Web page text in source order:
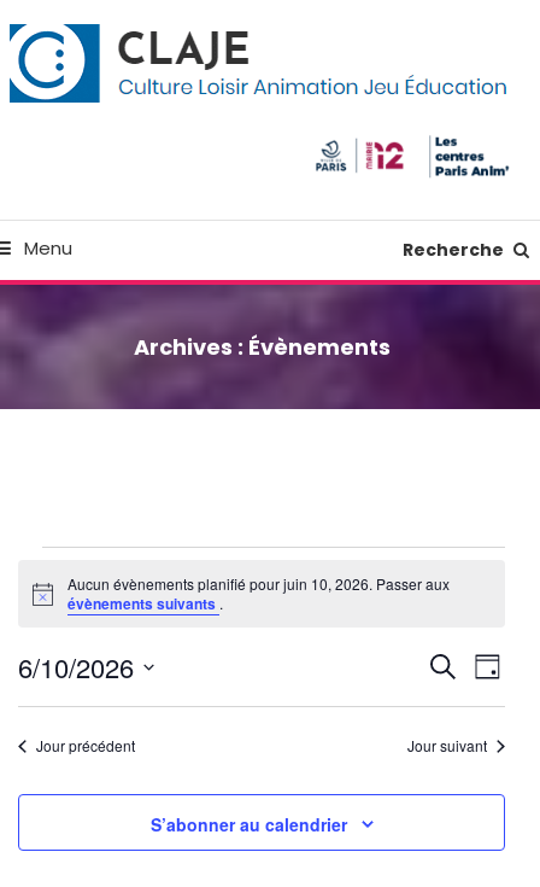
Menu Recherche
Archives : Évènements
for
10,
2026
Notice
Aucun évènements planifié pour juin 10, 2026. Passer aux
évènements suivants .
et
de
vues
Recherche
de
Jour
6/10/2026
Sélectionnez
uneJour précédent Jour suivant
S’abonner au calendrier